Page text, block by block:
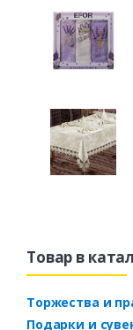
Товар в
Торжества и
Подарки и